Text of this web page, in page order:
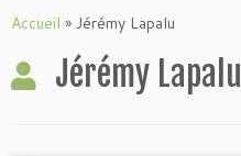
auAccueil » Jérémy Lapalu
Jérémy Lapalu